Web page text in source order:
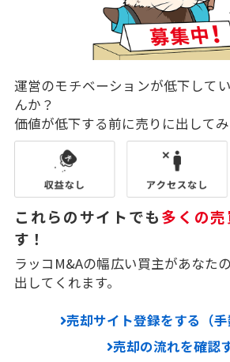
運営のモチベーションが低下して
んか？
価値が低下する前に売りに出してみ
これらのサイトでも多くの
す！
ラッコM&Aの幅広い買主があなた
出してくれます。
売却サイト登録をする（手
売却の流れを確認